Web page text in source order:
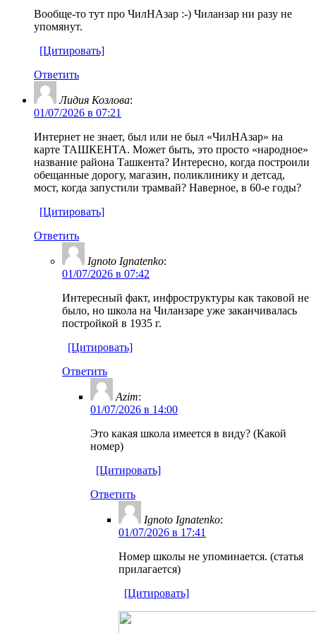
Вообще-то тут про ЧилНАзар :-) Чиланзар ни разу не
упомянут.
[Цитировать]
Ответить
Лидия Козлова:
01/07/2026 в 07:21
Интернет не знает, был или не был «ЧилНАзар» на
карте ТАШКЕНТА. Может быть, это просто «народное»
название района Ташкента? Интересно, когда построили
обещанные дорогу, магазин, поликлинику и детсад,
мост, когда запустили трамвай? Наверное, в 60-е годы?
[Цитировать]
Ответить
Ignoto Ignatenko:
01/07/2026 в 07:42
Интересный факт, инфроструктуры как таковой не
было, но школа на Чиланзаре уже заканчивалась
постройкой в 1935 г.
[Цитировать]
Ответить
Azim:
01/07/2026 в 14:00
Это какая школа имеется в виду? (Какой
номер)
[Цитировать]
Ответить
Ignoto Ignatenko:
01/07/2026 в 17:41
Номер школы не упоминается. (статья
прилагается)
[Цитировать]